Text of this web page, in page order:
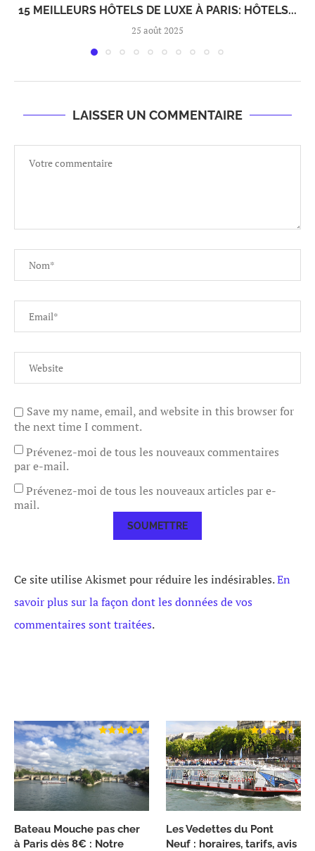
15 MEILLEURS HÔTELS DE LUXE À PARIS: HÔTELS...
25 août 2025
LAISSER UN COMMENTAIRE
Save my name, email, and website in this browser for
the next time I comment.
Prévenez-moi de tous les nouveaux commentaires
par e-mail.
Prévenez-moi de tous les nouveaux articles par e-
mail.
Ce site utilise Akismet pour réduire les indésirables.En
savoir plus sur la façon dont les données de vos
commentaires sont traitées.
Bateau Mouche pas cher
à Paris dès 8€ : Notre
Les Vedettes du Pont
Neuf : horaires, tarifs, avis